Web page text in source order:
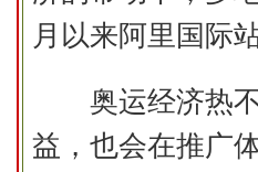
月以来阿里国际
奥运经济热不
益，也会在推广